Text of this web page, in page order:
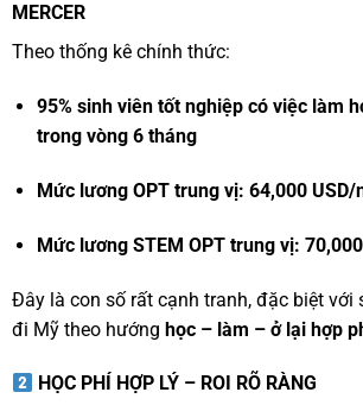
MERCER
Theo thống kê chính thức:
95% sinh viên tốt nghiệp có việc làm
trong vòng 6 tháng
Mức lương OPT trung vị: 64,000 USD/
Mức lương STEM OPT trung vị:
Đây là con số rất cạnh tranh, đặc biệt với
đi Mỹ theo hướng học – làm – ở lại hợp
HỌC PHÍ HỢP LÝ – ROI RÕ RÀNG